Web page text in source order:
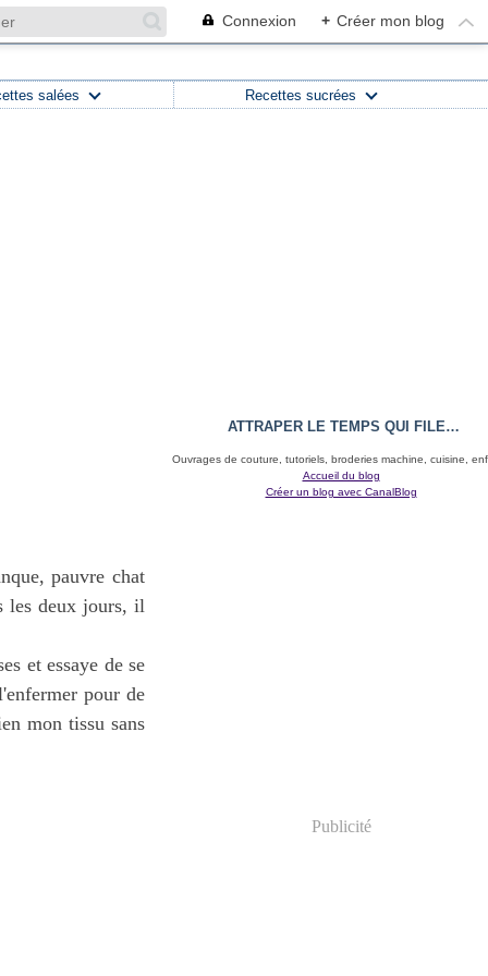
Connexion + Créer mon blog
salées Recettes sucrées
pauvre chat
les deux jours, il
et essaye de se
pour de
mon tissu sans
ATTRAPER LE TEMPS QUI FILE…
Ouvrages de couture, tutoriels, broderies machine, cuisine,
Accueil du blog
Créer un blog avec CanalBlog
Publicité